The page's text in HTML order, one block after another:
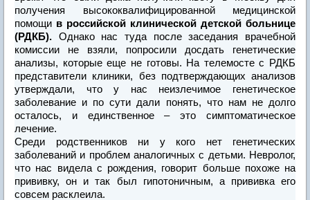
получения высококвалифицированной медицинской
помощи в российской клинической детской больнице
(РДКБ). Однако нас туда после заседания врачебной
комиссии не взяли, попросили досдать генетические
анализы, которые еще не готовы. На телемосте с РДКБ
представители клиники, без подтверждающих анализов
утверждали, что у нас неизлечимое генетическое
заболевание и по сути дали понять, что нам не долго
осталось, и единственное – это симптоматическое
лечение.
Среди родственников ни у кого нет генетических
заболеваний и проблем аналогичных с детьми. Невролог,
что нас видела с рождения, говорит больше похоже на
прививку, он и так был гипотоничным, а прививка его
совсем расклеила.